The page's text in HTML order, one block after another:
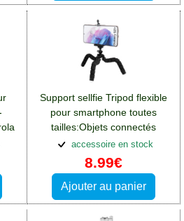
Support sellfie Tripod flexible
pour smartphone toutes
tailles:Objets connectés
Motorola Moto E32S
accessoire en stock
8.99€
Ajouter au panier